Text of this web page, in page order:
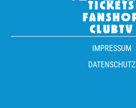
TICKETS
CLUBTV
IMPRESSUM
DATENSCHUTZ